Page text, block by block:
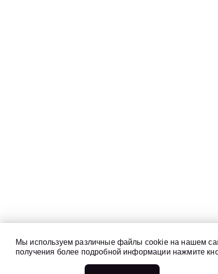
Мы используем различные файлы cookie на нашем
получения более подробной информации нажмите